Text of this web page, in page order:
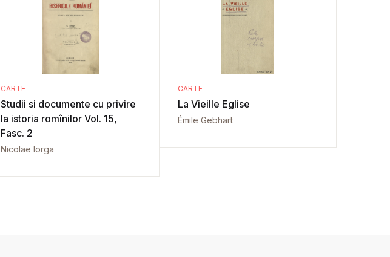
CARTE
Studii si documente cu privire
la istoria romînilor Vol. 15,
Fasc. 2
Nicolae Iorga
CARTE
La Vieille Eglise
Émile Gebhart